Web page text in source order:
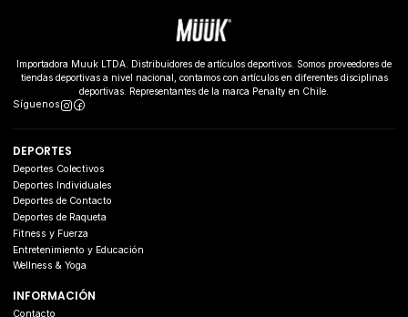
Importadora Muuk LTDA. Distribuidores de artículos deportivos. Somos proveedores de
tiendas deportivas a nivel nacional, contamos con artículos en diferentes disciplinas
deportivas. Representantes de la marca Penalty en Chile.
Síguenos
DEPORTES
Deportes Colectivos
Deportes Individuales
Deportes de Contacto
Deportes de Raqueta
Fitness y Fuerza
Entretenimiento y Educación
Wellness & Yoga
INFORMACIÓN
Contacto